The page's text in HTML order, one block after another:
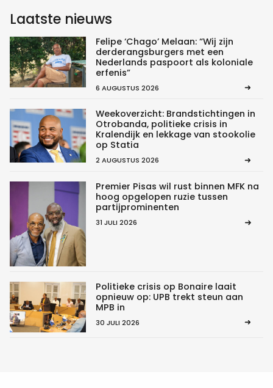
Laatste nieuws
Felipe ‘Chago’ Melaan: “Wij zijn
derderangsburgers met een
Nederlands paspoort als koloniale
erfenis”
6 AUGUSTUS 2026
Weekoverzicht: Brandstichtingen in
Otrobanda, politieke crisis in
Kralendijk en lekkage van stookolie
op Statia
2 AUGUSTUS 2026
Premier Pisas wil rust binnen MFK na
hoog opgelopen ruzie tussen
partijprominenten
31 JULI 2026
Politieke crisis op Bonaire laait
opnieuw op: UPB trekt steun aan
MPB in
30 JULI 2026